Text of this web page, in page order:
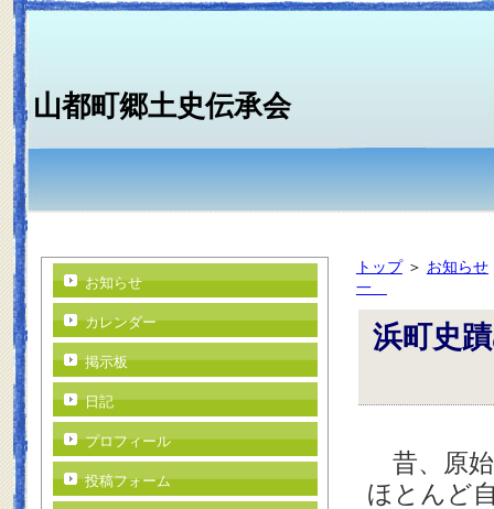
山都町郷土史伝承会
トップ＞ お知らせ
一
浜町史
昔、原始
ほとんど
お知らせ
カレンダー
掲示板
日記
プロフィール
投稿フォーム